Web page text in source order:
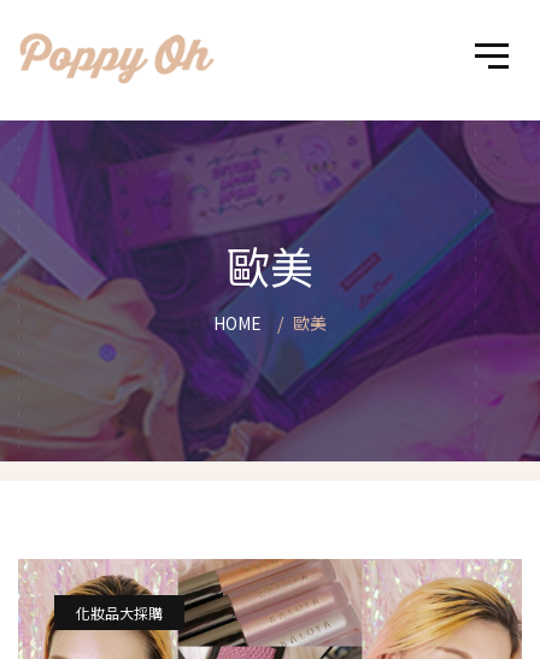
歐美
HOME 歐美
化妝品大採購